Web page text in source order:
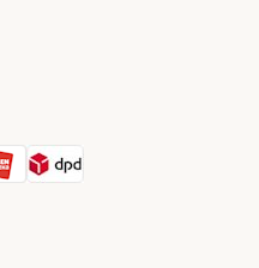
Shipping Method
ORLEN Paczka Shipping Method